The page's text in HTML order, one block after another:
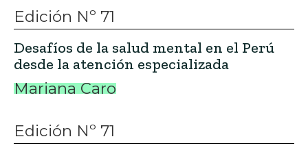
Edición Nº 71
Desafíos de la salud mental en el Perú
desde la atención especializada
Mariana Caro
Edición Nº 71